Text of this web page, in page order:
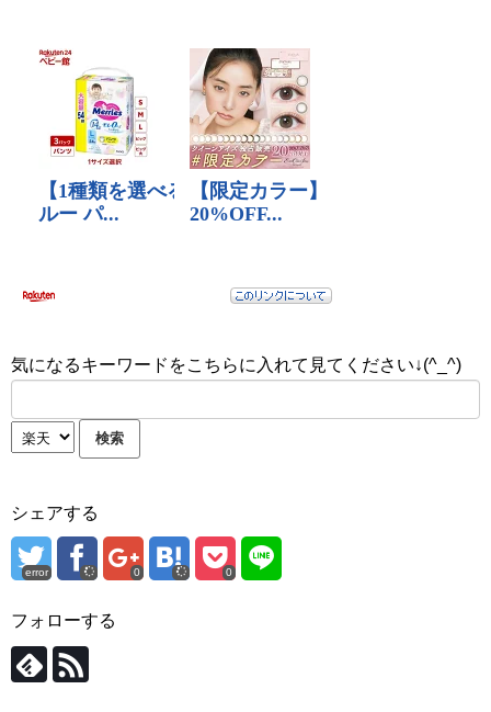
気になるキーワードをこちらに入れて見てください↓(^_^)
シェアする
error 0 0
フォローする